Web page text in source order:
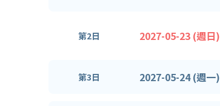
第2日 2027-05-23 (週日)
第3日 2027-05-24 (週一)